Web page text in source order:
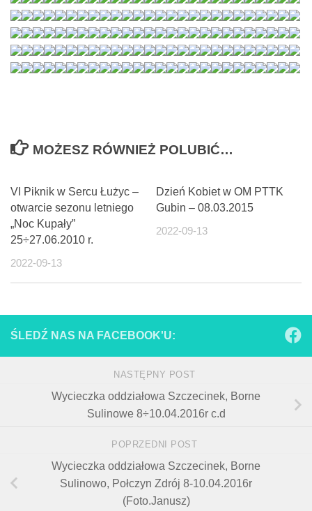
MOŻESZ RÓWNIEŻ POLUBIĆ…
VI Piknik w Sercu Łużyc –
otwarcie sezonu letniego
„Noc Kupały”
25÷27.06.2010 r.
2022-09-13
Dzień Kobiet w OM PTTK
Gubin – 08.03.2015
2022-09-13
ŚLEDŹ NAS NA FACEBOOK'U:
NASTĘPNY POST
Wycieczka oddziałowa Szczecinek, Borne
Sulinowe 8÷10.04.2016r c.d
POPRZEDNI POST
Wycieczka oddziałowa Szczecinek, Borne
Sulinowo, Połczyn Zdrój 8-10.04.2016r
(Foto.Janusz)